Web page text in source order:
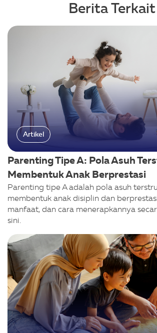
Berita Terkait
Artikel
Parenting Tipe A: Pola Asuh
Membentuk Anak Berprestasi
Parenting tipe A adalah pola asuh
membentuk anak disiplin dan
manfaat, dan cara menerapkannya
sini.